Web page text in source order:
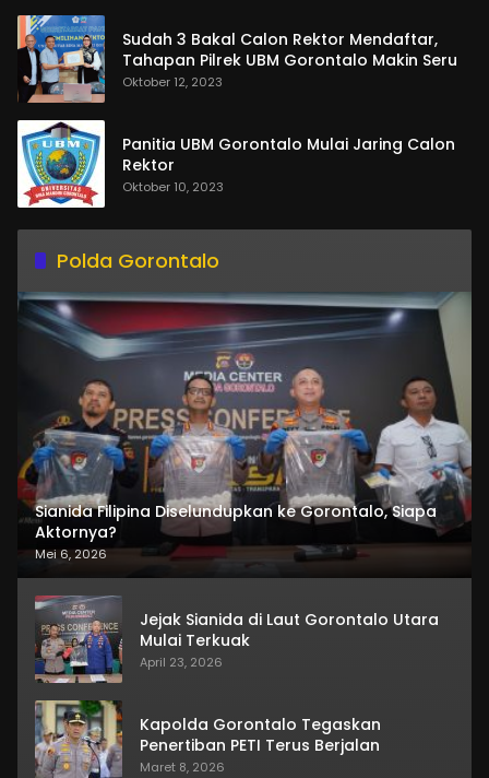
Sudah 3 Bakal Calon Rektor Mendaftar,
Tahapan Pilrek UBM Gorontalo Makin Seru
Oktober 12, 2023
Panitia UBM Gorontalo Mulai Jaring Calon
Rektor
Oktober 10, 2023
Polda Gorontalo
Sianida Filipina Diselundupkan ke Gorontalo, Siapa
Aktornya?
Mei 6, 2026
Jejak Sianida di Laut Gorontalo Utara
Mulai Terkuak
April 23, 2026
Kapolda Gorontalo Tegaskan
Penertiban PETI Terus Berjalan
Maret 8, 2026